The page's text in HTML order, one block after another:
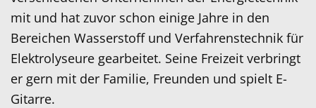
mit und hat zuvor schon einige Jahre in den
Bereichen Wasserstoff und Verfahrenstechnik für
Elektrolyseure gearbeitet. Seine Freizeit verbringt
er gern mit der Familie, Freunden und spielt E-
Gitarre.